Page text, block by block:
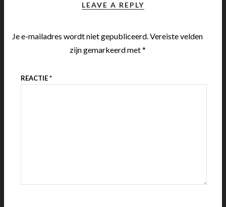
LEAVE A REPLY
Je e-mailadres wordt niet gepubliceerd.Vereiste velden
zijn gemarkeerd met*
REACTIE*